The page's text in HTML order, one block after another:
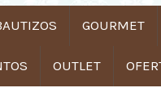
GOURMET
OUTLET